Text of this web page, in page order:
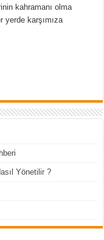
kahramanı olma
yerde karşımıza
Yönetilir ?